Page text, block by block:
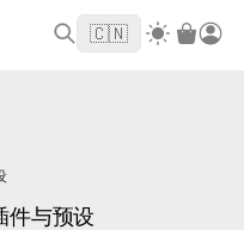
WELCOME2026
首单立
🇨🇳
与预设